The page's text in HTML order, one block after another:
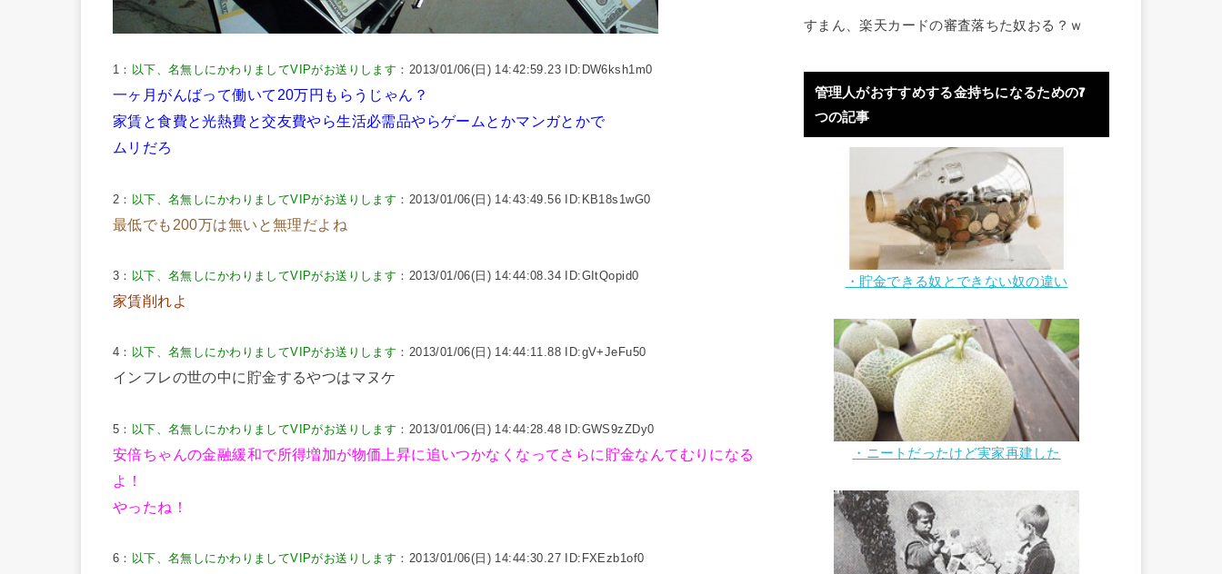
1： 以下、名無しにかわりましてVIPがお送りします ：2013/01/06(日) 14:42:59.23 ID:DW6ksh1m0
一ヶ月がんばって働いて20万円もらうじゃん？
家賃と食費と光熱費と交友費やら生活必需品やらゲームとかマンガとかで
ムリだろ
2： 以下、名無しにかわりましてVIPがお送りします ：2013/01/06(日) 14:43:49.56 ID:KB18s1wG0
最低でも200万は無いと無理だよね
3： 以下、名無しにかわりましてVIPがお送りします ：2013/01/06(日) 14:44:08.34 ID:GItQopid0
家賃削れよ
4： 以下、名無しにかわりましてVIPがお送りします ：2013/01/06(日) 14:44:11.88 ID:gV+JeFu50
インフレの世の中に貯金するやつはマヌケ
5： 以下、名無しにかわりましてVIPがお送りします ：2013/01/06(日) 14:44:28.48 ID:GWS9zZDy0
安倍ちゃんの金融緩和で所得増加が物価上昇に追いつかなくなってさらに貯金なんてむりになる
よ！
やったね！
6： 以下、名無しにかわりましてVIPがお送りします ：2013/01/06(日) 14:44:30.27 ID:FXEzb1of0
すまん、楽天カードの審査落ちた奴おる？ｗ
管理人がおすすめする金持ちになるための7
つの記事
・貯金できる奴とできない奴の違い
・ニートだったけど実家再建した